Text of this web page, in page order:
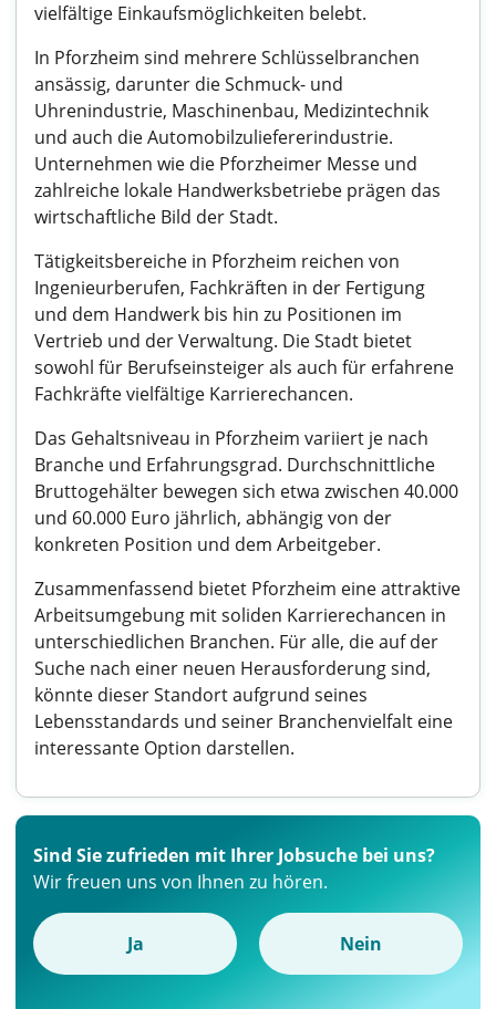
vielfältige Einkaufsmöglichkeiten belebt.
In Pforzheim sind mehrere Schlüsselbranchen
ansässig, darunter die Schmuck- und
Uhrenindustrie, Maschinenbau, Medizintechnik
und auch die Automobilzuliefererindustrie.
Unternehmen wie die Pforzheimer Messe und
zahlreiche lokale Handwerksbetriebe prägen das
wirtschaftliche Bild der Stadt.
Tätigkeitsbereiche in Pforzheim reichen von
Ingenieurberufen, Fachkräften in der Fertigung
und dem Handwerk bis hin zu Positionen im
Vertrieb und der Verwaltung. Die Stadt bietet
sowohl für Berufseinsteiger als auch für erfahrene
Fachkräfte vielfältige Karrierechancen.
Das Gehaltsniveau in Pforzheim variiert je nach
Branche und Erfahrungsgrad. Durchschnittliche
Bruttogehälter bewegen sich etwa zwischen 40.000
und 60.000 Euro jährlich, abhängig von der
konkreten Position und dem Arbeitgeber.
Zusammenfassend bietet Pforzheim eine attraktive
Arbeitsumgebung mit soliden Karrierechancen in
unterschiedlichen Branchen. Für alle, die auf der
Suche nach einer neuen Herausforderung sind,
könnte dieser Standort aufgrund seines
Lebensstandards und seiner Branchenvielfalt eine
interessante Option darstellen.
Sind Sie zufrieden mit Ihrer Jobsuche bei uns?
Wir freuen uns von Ihnen zu hören.
Ja Nein